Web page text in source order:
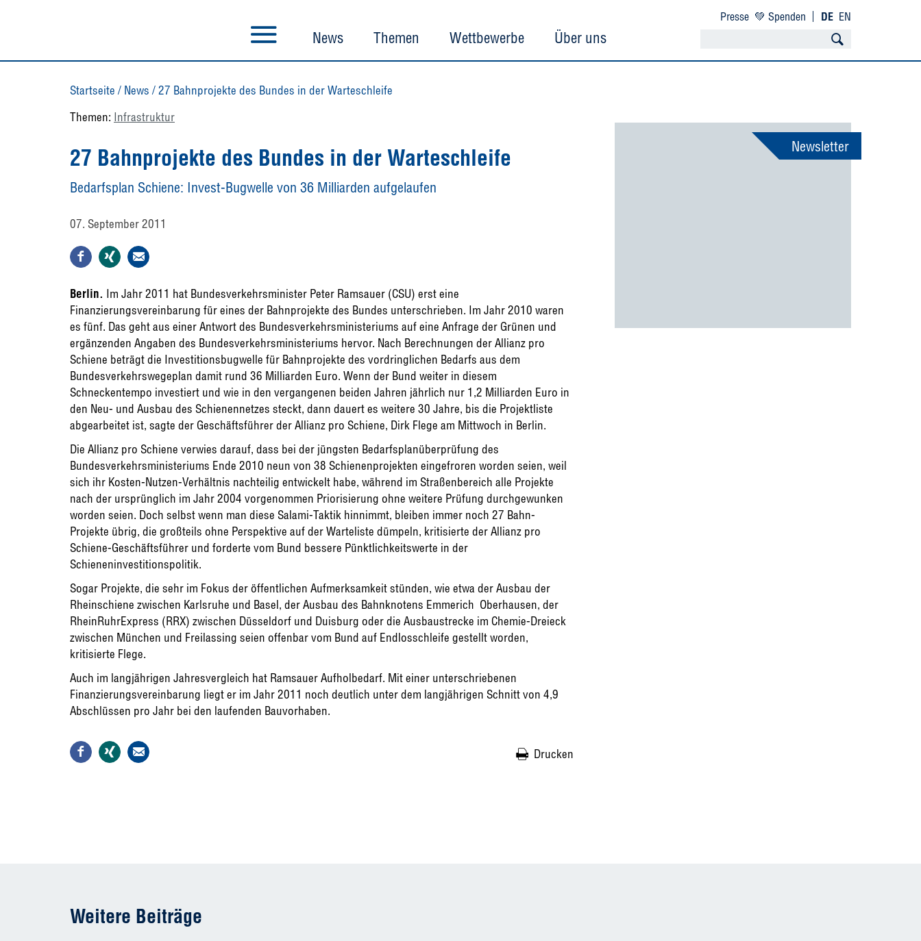
News Themen Wettbewerbe Über uns
Presse 💚 Spenden DE EN
Startseite / News /27 Bahnprojekte des Bundes in der Warteschleife
Themen: Infrastruktur
27 Bahnprojekte des Bundes in der Warteschleife
Bedarfsplan Schiene: Invest-Bugwelle von 36 Milliarden aufgelaufen
07. September 2011
Berlin. Im Jahr 2011 hat Bundesverkehrsminister Peter Ramsauer (CSU) erst eine
Finanzierungsvereinbarung für eines der Bahnprojekte des Bundes unterschrieben. Im Jahr 2010 waren
es fünf. Das geht aus einer Antwort des Bundesverkehrsministeriums auf eine Anfrage der Grünen und
ergänzenden Angaben des Bundesverkehrsministeriums hervor. Nach Berechnungen der Allianz pro
Schiene beträgt die Investitionsbugwelle für Bahnprojekte des vordringlichen Bedarfs aus dem
Bundesverkehrswegeplan damit rund 36 Milliarden Euro. Wenn der Bund weiter in diesem
Schneckentempo investiert und wie in den vergangenen beiden Jahren jährlich nur 1,2 Milliarden Euro in
den Neu- und Ausbau des Schienennetzes steckt, dann dauert es weitere 30 Jahre, bis die Projektliste
abgearbeitet ist, sagte der Geschäftsführer der Allianz pro Schiene, Dirk Flege am Mittwoch in Berlin.
Die Allianz pro Schiene verwies darauf, dass bei der jüngsten Bedarfsplanüberprüfung des
Bundesverkehrsministeriums Ende 2010 neun von 38 Schienenprojekten eingefroren worden seien, weil
sich ihr Kosten-Nutzen-Verhältnis nachteilig entwickelt habe, während im Straßenbereich alle Projekte
nach der ursprünglich im Jahr 2004 vorgenommen Priorisierung ohne weitere Prüfung durchgewunken
worden seien. Doch selbst wenn man diese Salami-Taktik hinnimmt, bleiben immer noch 27 Bahn-
Projekte übrig, die großteils ohne Perspektive auf der Warteliste dümpeln, kritisierte der Allianz pro
Schiene-Geschäftsführer und forderte vom Bund bessere Pünktlichkeitswerte in der
Schieneninvestitionspolitik.
Sogar Projekte, die sehr im Fokus der öffentlichen Aufmerksamkeit stünden, wie etwa der Ausbau der
Rheinschiene zwischen Karlsruhe und Basel, der Ausbau des Bahnknotens Emmerich  Oberhausen, der
RheinRuhrExpress (RRX) zwischen Düsseldorf und Duisburg oder die Ausbaustrecke im Chemie-Dreieck
zwischen München und Freilassing seien offenbar vom Bund auf Endlosschleife gestellt worden,
kritisierte Flege.
Auch im langjährigen Jahresvergleich hat Ramsauer Aufholbedarf. Mit einer unterschriebenen
Finanzierungsvereinbarung liegt er im Jahr 2011 noch deutlich unter dem langjährigen Schnitt von 4,9
Abschlüssen pro Jahr bei den laufenden Bauvorhaben.
Drucken
Newsletter
Weitere Beiträge